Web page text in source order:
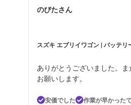
のびたさん
スズキ エブリイワゴン | バッテリ
ありがとうございました。
お願いします。
安価でした 作業が早かった